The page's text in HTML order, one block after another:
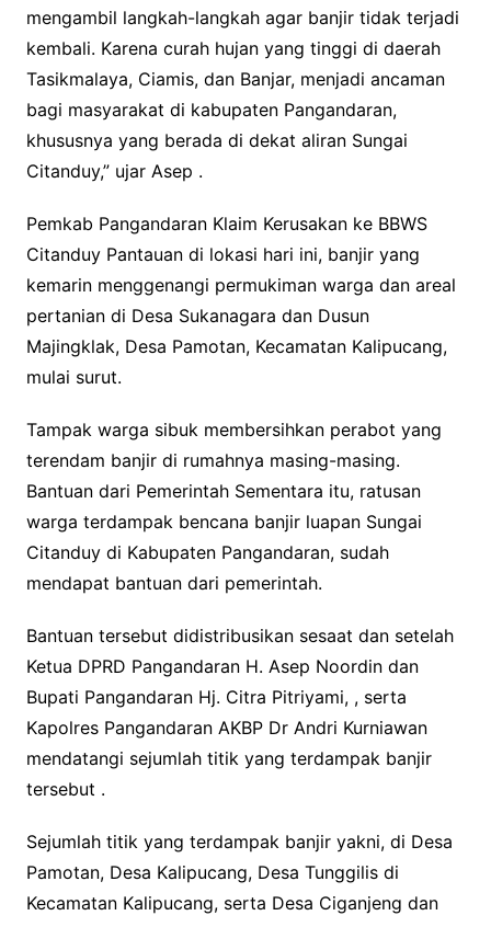
mengambil langkah-langkah agar banjir tidak terjadi
kembali. Karena curah hujan yang tinggi di daerah
Tasikmalaya, Ciamis, dan Banjar, menjadi ancaman
bagi masyarakat di kabupaten Pangandaran,
khususnya yang berada di dekat aliran Sungai
Citanduy,” ujar Asep .
Pemkab Pangandaran Klaim Kerusakan ke BBWS
Citanduy Pantauan di lokasi hari ini, banjir yang
kemarin menggenangi permukiman warga dan areal
pertanian di Desa Sukanagara dan Dusun
Majingklak, Desa Pamotan, Kecamatan Kalipucang,
mulai surut.
Tampak warga sibuk membersihkan perabot yang
terendam banjir di rumahnya masing-masing.
Bantuan dari Pemerintah Sementara itu, ratusan
warga terdampak bencana banjir luapan Sungai
Citanduy di Kabupaten Pangandaran, sudah
mendapat bantuan dari pemerintah.
Bantuan tersebut didistribusikan sesaat dan setelah
Ketua DPRD Pangandaran H. Asep Noordin dan
Bupati Pangandaran Hj. Citra Pitriyami, , serta
Kapolres Pangandaran AKBP Dr Andri Kurniawan
mendatangi sejumlah titik yang terdampak banjir
tersebut .
Sejumlah titik yang terdampak banjir yakni, di Desa
Pamotan, Desa Kalipucang, Desa Tunggilis di
Kecamatan Kalipucang, serta Desa Ciganjeng dan